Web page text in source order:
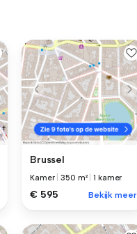
Brussel
Kamer |350 m² |1 kamer
€ 595 Bekijk meer